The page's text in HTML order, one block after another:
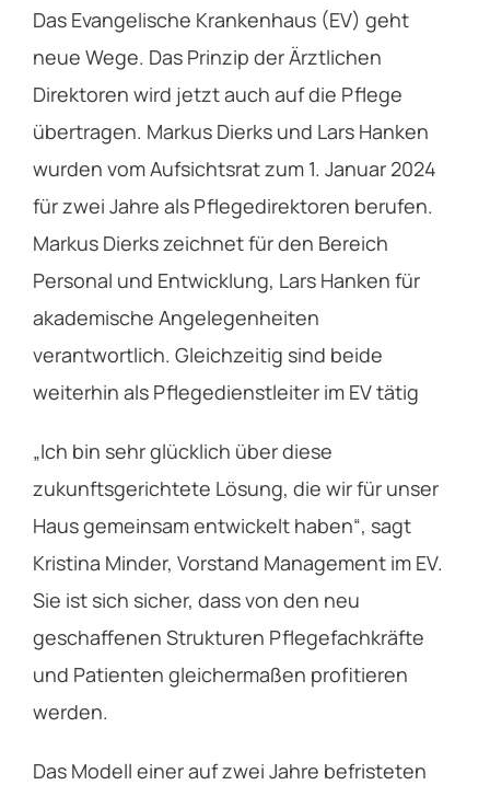
Das Evangelische Krankenhaus (EV) geht
neue Wege. Das Prinzip der Ärztlichen
Direktoren wird jetzt auch auf die Pflege
übertragen. Markus Dierks und Lars Hanken
wurden vom Aufsichtsrat zum 1. Januar 2024
für zwei Jahre als Pflegedirektoren berufen.
Markus Dierks zeichnet für den Bereich
Personal und Entwicklung, Lars Hanken für
akademische Angelegenheiten
verantwortlich. Gleichzeitig sind beide
weiterhin als Pflegedienstleiter im EV tätig
„Ich bin sehr glücklich über diese
zukunftsgerichtete Lösung, die wir für unser
Haus gemeinsam entwickelt haben“, sagt
Kristina Minder, Vorstand Management im EV.
Sie ist sich sicher, dass von den neu
geschaffenen Strukturen Pflegefachkräfte
und Patienten gleichermaßen profitieren
werden.
Das Modell einer auf zwei Jahre befristeten